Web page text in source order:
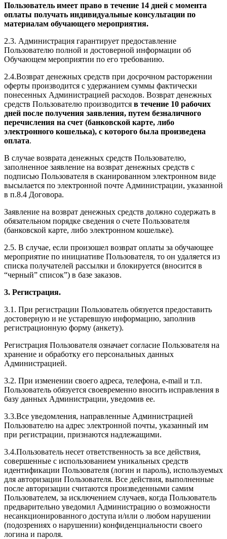
Пользователь имеет право в течение 14 дней с момента
оплаты получать индивидуальные консультации по
материалам обучающего мероприятия.
2.3. Администрация гарантирует предоставление
Пользователю полной и достоверной информации об
Обучающем мероприятии по его требованию.
2.4.Возврат денежных средств при досрочном расторжении
оферты производится с удержанием суммы фактически
понесенных Администрацией расходов. Возврат денежных
средств Пользователю производится в течение 10 рабочих
дней после получения заявления, путем безналичного
перечисления на счет (банковской карте, либо
электронного кошелька), с которого была произведена
оплата.
В случае возврата денежных средств Пользователю,
заполненное заявление на возврат денежных средств с
подписью Пользователя в сканированном электронном виде
высылается по электронной почте Администрации, указанной
в п.8.4 Договора.
Заявление на возврат денежных средств должно содержать в
обязательном порядке сведения о счете Пользователя
(банковской карте, либо электронном кошельке).
2.5. В случае, если произошел возврат оплаты за обучающее
мероприятие по инициативе Пользователя, то он удаляется из
списка получателей рассылки и блокируется (вносится в
“черный” список”) в базе заказов.
3. Регистрация.
3.1. При регистрации Пользователь обязуется предоставить
достоверную и не устаревшую информацию, заполнив
регистрационную форму (анкету).
Регистрация Пользователя означает согласие Пользователя на
хранение и обработку его персональных данных
Администрацией.
3.2. При изменении своего адреса, телефона, e-mail и т.п.
Пользователь обязуется своевременно вносить исправления в
базу данных Администрации, уведомив ее.
3.3.Все уведомления, направленные Администрацией
Пользователю на адрес электронной почты, указанный им
при регистрации, признаются надлежащими.
3.4.Пользователь несет ответственность за все действия,
совершенные с использованием уникальных средств
идентификации Пользователя (логин и пароль), используемых
для авторизации Пользователя. Все действия, выполненные
после авторизации считаются произведенными самим
Пользователем, за исключением случаев, когда Пользователь
предварительно уведомил Администрацию о возможности
несанкционированного доступа и/или о любом нарушении
(подозрениях о нарушении) конфиденциальности своего
логина и пароля.